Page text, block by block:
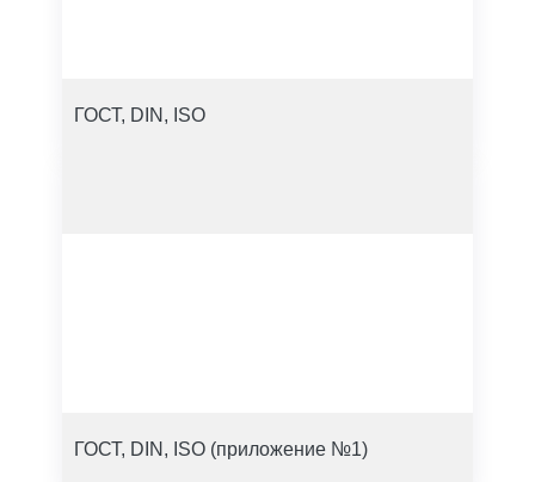
ГОСТ, DIN, ISO
ГОСТ, DIN, ISO (приложение №1)